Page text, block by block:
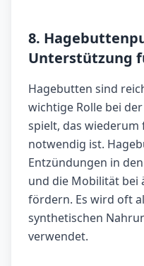
8.
Unterstützung
Hagebutten sind
wichtige Rolle bei
spielt, das wiederum
notwendig ist.
Entzündungen in
und die Mobilität bei
fördern. Es wird oft
synthetischen
verwendet.